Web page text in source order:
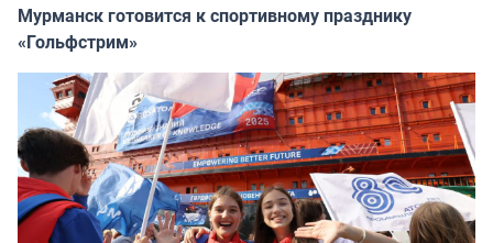
Мурманск готовится к спортивному празднику
«Гольфстрим»